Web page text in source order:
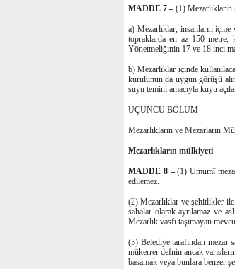
MADDE 7 – (1)
a) Mezarlıklar, insanların
topraklarda en az 150
Yönetmeliğinin 17 ve 18 inci
b) Mezarlıklar içinde
kurulunun da uygun görüşü
suyu temini amacıyla kuyu
ÜÇÜNCÜ BÖLÜM
Mezarlıkların ve Mezarların
Mezarlıkların mülkiyeti
MADDE 8 –(1) Umumî
edilemez.
(2) Mezarlıklar ve şehitlikler
sahalar olarak ayrılamaz ve
Mezarlık vasfı taşımayan
(3) Belediye tarafından mezar
mükerrer defnin ancak
basamak veya bunlara benzer